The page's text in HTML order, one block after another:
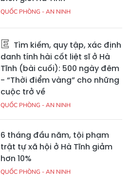
QUỐC PHÒNG - AN NINH
Tìm kiếm, quy tập, xác định
danh tính hài cốt liệt sĩ ở Hà
Tĩnh (bài cuối): 500 ngày đêm
- “Thời điểm vàng” cho những
cuộc trở về
QUỐC PHÒNG - AN NINH
6 tháng đầu năm, tội phạm
trật tự xã hội ở Hà Tĩnh giảm
hơn 10%
QUỐC PHÒNG - AN NINH